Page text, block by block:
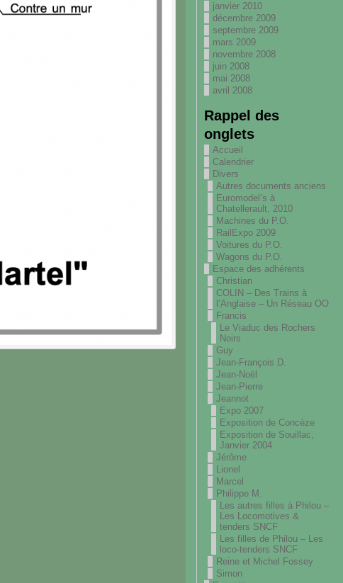
janvier 2010
décembre 2009
septembre 2009
mars 2009
novembre 2008
juin 2008
mai 2008
avril 2008
Rappel des
onglets
Accueil
Calendrier
Divers
Autres documents anciens
Euromodel’s à
Chatellerault, 2010
Machines du P.O.
RailExpo 2009
Voitures du P.O.
Wagons du P.O.
Espace des adhérents
Christian
COLIN – Des Trains à
l’Anglaise – Un Réseau OO
Francis
Le Viaduc des Rochers
Noirs
Guy
Jean-François D.
Jean-Noël
Jean-Pierre
Jeannot
Expo 2007
Exposition de Concèze
Exposition de Souillac,
Janvier 2004
Jérôme
Lionel
Marcel
Philippe M.
Les autres filles à Philou –
Les Locomotives &
tenders SNCF
Les filles de Philou – Les
loco-tenders SNCF
Reine et Michel Fossey
Simon